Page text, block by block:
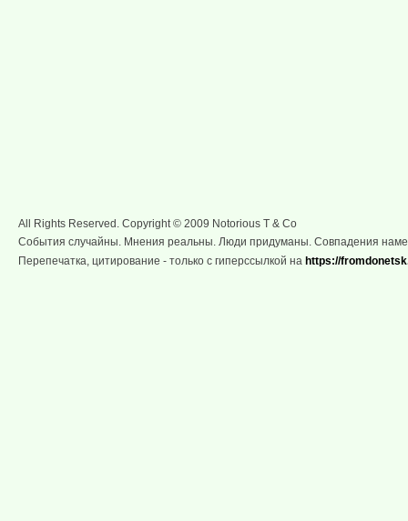
All Rights Reserved. Copyright © 2009 Notorious T & Co
События случайны. Мнения реальны. Люди придуманы. Совпадения
Перепечатка, цитирование - только с гиперссылкой на https://